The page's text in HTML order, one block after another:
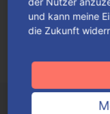
Je nach
Wunschverpackung
und kann meine
die Zukunft